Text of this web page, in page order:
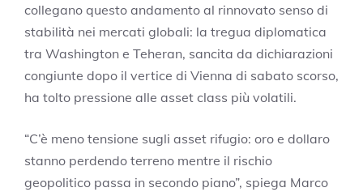
collegano questo andamento al rinnovato senso di
stabilità nei mercati globali: la tregua diplomatica
tra Washington e Teheran, sancita da dichiarazioni
congiunte dopo il vertice di Vienna di sabato scorso,
ha tolto pressione alle asset class più volatili.
“C’è meno tensione sugli asset rifugio: oro e dollaro
stanno perdendo terreno mentre il rischio
geopolitico passa in secondo piano”, spiega Marco